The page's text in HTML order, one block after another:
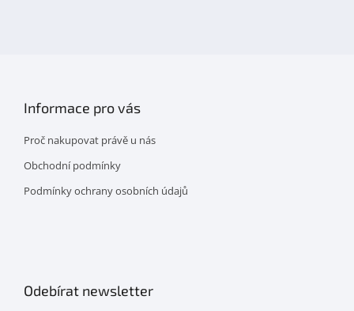
Informace pro vás
Proč nakupovat právě u nás
Obchodní podmínky
Podmínky ochrany osobních údajů
Odebírat newsletter